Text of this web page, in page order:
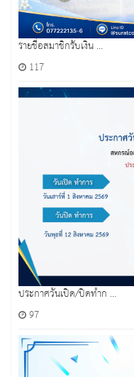
รายชื่อสมาชิกรับเงิน ...
117
ประกาศวันเปิด/ปิดทำก ...
97